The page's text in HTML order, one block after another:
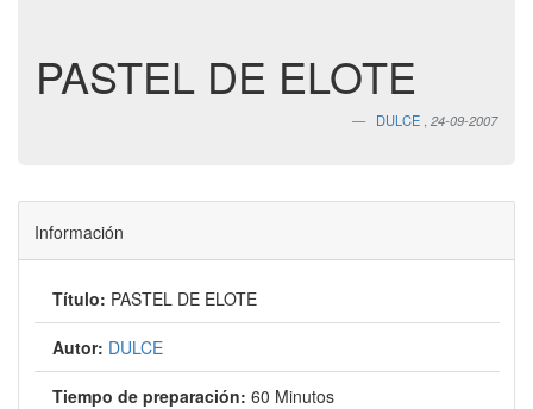
PASTEL DE ELOTE
DULCE 24-09-2007
Información
Título: PASTEL DE ELOTE
Autor: DULCE
Tiempo de preparación: 60 Minutos